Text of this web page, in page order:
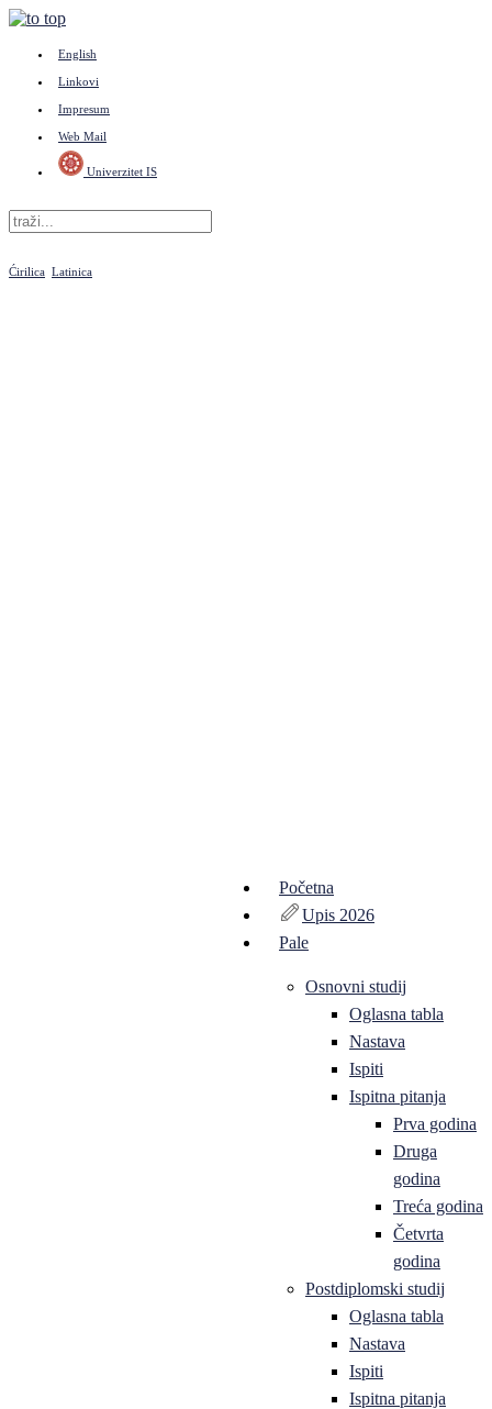
English
Linkovi
Impresum
Web Mail
Univerzitet IS
Ćirilica Latinica
Početna
Upis 2026
Pale
Osnovni studij
Oglasna tabla
Nastava
Ispiti
Ispitna pitanja
Prva godina
Druga
godina
Treća godina
Četvrta
godina
Postdiplomski studij
Oglasna tabla
Nastava
Ispiti
Ispitna pitanja